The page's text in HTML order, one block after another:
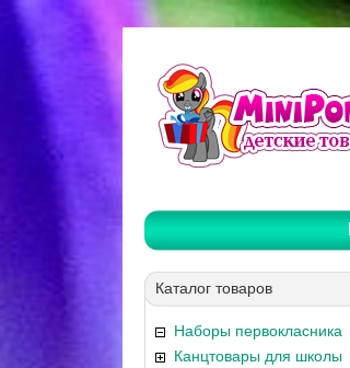
Каталог товаров
Наборы первокласника
Канцтовары для школы